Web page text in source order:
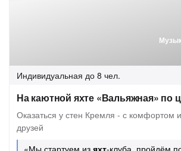
Индивидуальная до 8 чел.
На каютной яхте «Вальяжная» по
Оказаться у стен Кремля - с комфортом
друзей
«Мы стартуем из яхт-клуба, пройдём